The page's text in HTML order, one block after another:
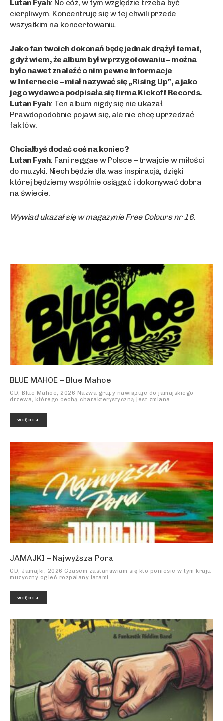
Lutan Fyah: No cóż, w tym względzie trzeba być
cierpliwym. Koncentruję się w tej chwili przede
wszystkim na koncertowaniu.
Jako fan twoich dokonań będę jednak drążył temat,
gdyż wiem, że album był w przygotowaniu – można
było nawet znaleźć o nim pewne informacje
w Internecie – miał nazywać się „Rising Up”, a jako
jego wydawca podpisała się firma Kickoff Records.
Lutan Fyah: Ten album nigdy się nie ukazał.
Prawdopodobnie pojawi się, ale nie chcę uprzedzać
faktów.
Chciałbyś dodać coś na koniec?
Lutan Fyah: Fani reggae w Polsce – trwajcie w miłości
do muzyki. Niech będzie dla was inspiracją, dzięki
której będziemy wspólnie osiągać i dokonywać dobra
na świecie.
Wywiad ukazał się w magazynie Free Colours nr 16.
BLUE MAHOE – Blue Mahoe
CD, Blue Mahoe, 2026 Nazwa grupy nawiązuje do jamajskiego
drzewa, którego cechą charakterystyczną jest zmiana...
WIĘCEJ
JAMAJKI – Najwyższa Pora
CD, Jamajki, 2026 Czasem zastanawiam się kto poniesie w tym kraju
muzyczny ogień rozpalany latami...
WIĘCEJ